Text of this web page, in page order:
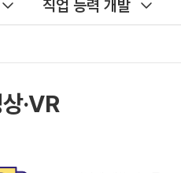
직업 능력 개발
·VR